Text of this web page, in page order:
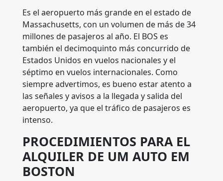
Es el aeropuerto más grande en el estado de
Massachusetts, con un volumen de más de 34
millones de pasajeros al año. El BOS es
también el decimoquinto más concurrido de
Estados Unidos en vuelos nacionales y el
séptimo en vuelos internacionales. Como
siempre advertimos, es bueno estar atento a
las señales y avisos a la llegada y salida del
aeropuerto, ya que el tráfico de pasajeros es
intenso.
PROCEDIMIENTOS PARA EL
ALQUILER DE UM AUTO EM
BOSTON